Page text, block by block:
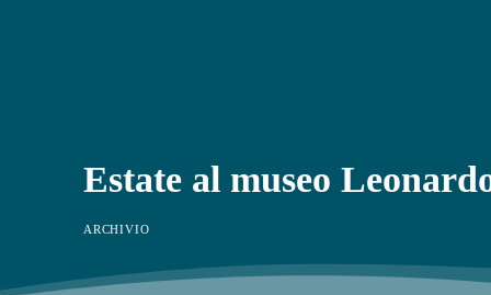
Estate al museo
ARCHIVIO